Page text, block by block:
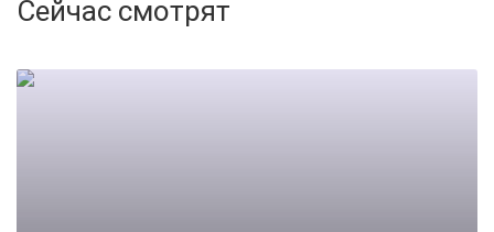
Сейчас смотрят